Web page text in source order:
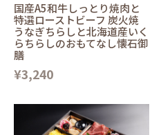
国産A5和牛しっとり焼肉と
特選ローストビーフ 炭火焼
うなぎちらしと北海道産いく
らちらしのおもてなし懐石御
膳
¥3,240